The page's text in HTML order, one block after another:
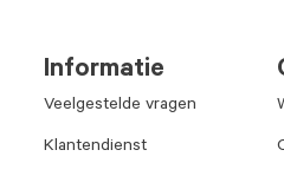
Informatie
Veelgestelde vragen
Klantendienst